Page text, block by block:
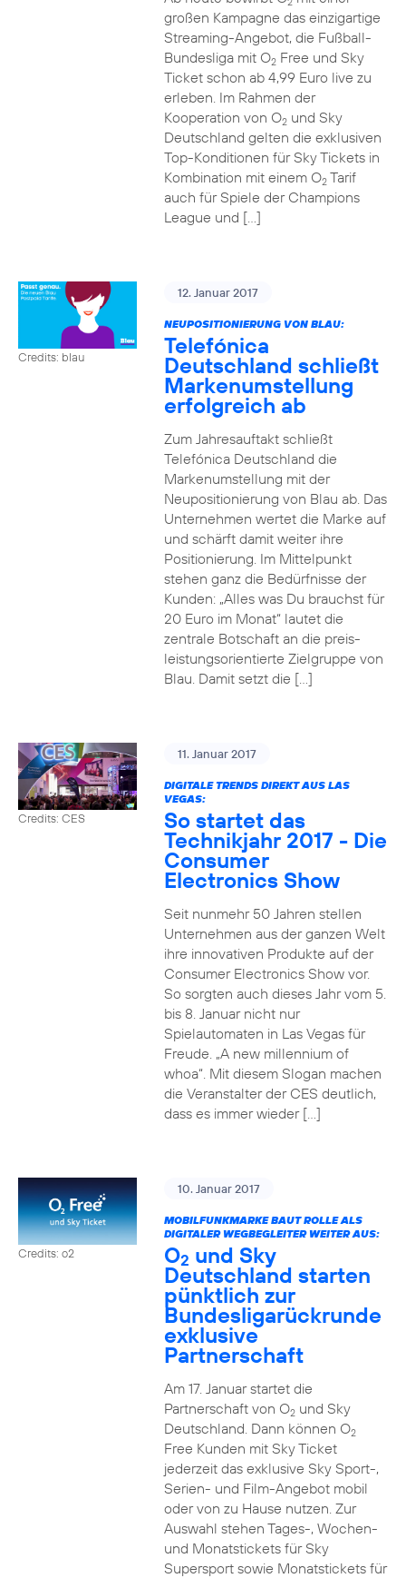
großen Kampagne das einzigartige
Streaming-Angebot, die Fußball-
Bundesliga mit O2Free und Sky
Ticket schon ab 4,99 Euro live zu
erleben. Im Rahmen der
Kooperation von O2und Sky
Deutschland gelten die exklusiven
Top-Konditionen für Sky Tickets in
Kombination mit einem O2Tarif
auch für Spiele der Champions
League und […]
Credits: blau
12. Januar 2017
NEUPOSITIONIERUNG VON BLAU:
Telefónica
Deutschland schließt
Markenumstellung
erfolgreich ab
Zum Jahresauftakt schließt
Telefónica Deutschland die
Markenumstellung mit der
Neupositionierung von Blau ab. Das
Unternehmen wertet die Marke auf
und schärft damit weiter ihre
Positionierung. Im Mittelpunkt
stehen ganz die Bedürfnisse der
Kunden: „Alles was Du brauchst für
20 Euro im Monat“ lautet die
zentrale Botschaft an die preis-
leistungsorientierte Zielgruppe von
Blau. Damit setzt die […]
Credits: CES
11. Januar 2017
DIGITALE TRENDS DIREKT AUS LAS
VEGAS:
So startet das
Technikjahr 2017 - Die
Consumer
Electronics Show
Seit nunmehr 50 Jahren stellen
Unternehmen aus der ganzen Welt
ihre innovativen Produkte auf der
Consumer Electronics Show vor.
So sorgten auch dieses Jahr vom 5.
bis 8. Januar nicht nur
Spielautomaten in Las Vegas für
Freude. „A new millennium of
whoa“. Mit diesem Slogan machen
die Veranstalter der CES deutlich,
dass es immer wieder […]
Credits: o2
10. Januar 2017
MOBILFUNKMARKE BAUT ROLLE ALS
DIGITALER WEGBEGLEITER WEITER AUS:
O2 und Sky
Deutschland starten
pünktlich zur
Bundesligarückrunde
exklusive
Partnerschaft
Am 17. Januar startet die
Partnerschaft von O2und Sky
Deutschland. Dann können O2
Free Kunden mit Sky Ticket
jederzeit das exklusive Sky Sport-,
Serien- und Film-Angebot mobil
oder von zu Hause nutzen. Zur
Auswahl stehen Tages-, Wochen-
und Monatstickets für Sky
Supersport sowie Monatstickets für